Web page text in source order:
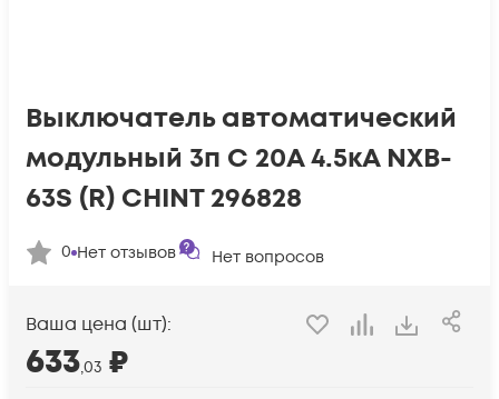
Выключатель автоматический
модульный 3п C 20А 4.5кА NXB-
63S (R) CHINT 296828
0 Нет отзывов Нет вопросов
Ваша цена (шт):
633,03 ₽